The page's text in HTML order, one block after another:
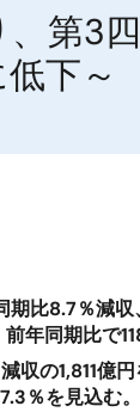
第3
下～
期比8.7％減
年同期比で
の1,811億
％を見込む。